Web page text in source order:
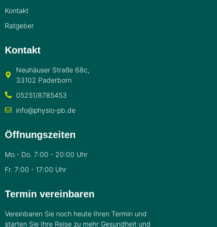
Kontakt
Ratgeber
Kontakt
Neuhäuser Straße 68c,
33102 Paderborn
05251/8785453
info@physio-pb.de
Öffnungszeiten
Mo.- Do. 7:00 - 20:00 Uhr
Fr. 7:00 - 17:00 Uhr
Termin vereinbaren
Vereinbaren Sie noch heute Ihren Termin und
starten Sie Ihre Reise zu mehr Gesundheit und